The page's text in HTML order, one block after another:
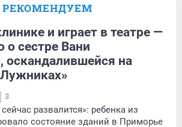
РЕКОМЕНДУЕМ
и играет в театре —
о сестре Вани
оскандалившейся на
3
развалится»: ребенка из
состояние зданий в Приморье